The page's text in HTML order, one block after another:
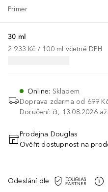
Primer
30 ml
2 933 Kč / 100 ml včetně DPH
Online: Skladem
Doprava zdarma od 699
Doručení: čt, 13.08.2026
PŘIDAT
Prodejna Douglas
Ověřit dostupnost na
Odeslání dle